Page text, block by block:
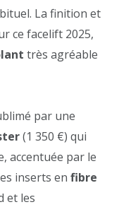
La finition et
ce facelift 2025,
très agréable
par une
(1 350 €) qui
accentuée par le
inserts en fibre
et les